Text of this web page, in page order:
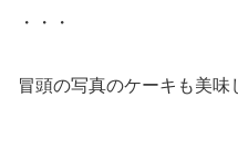
・・・
冒頭の写真のケーキも美味